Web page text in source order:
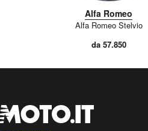
Alfa Romeo
Alfa Romeo Stelvio
da 57.850